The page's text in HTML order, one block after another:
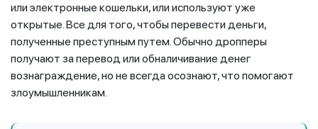
или электронные кошельки, или используют уже
открытые. Все для того, чтобы перевести деньги,
полученные преступным путем. Обычно дропперы
получают за перевод или обналичивание денег
вознаграждение, но не всегда осознают, что помогают
злоумышленникам.